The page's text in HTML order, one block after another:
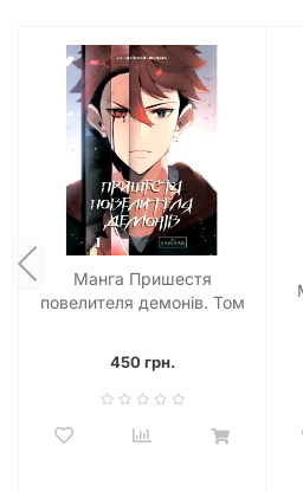
Манга Пришестя
повелителя демонів. Том
450 грн.